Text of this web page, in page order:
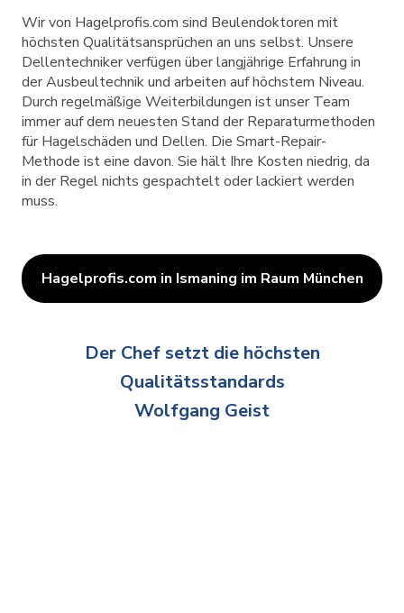
Wir von Hagelprofis.com sind Beulendoktoren mit
höchsten Qualitätsansprüchen an uns selbst. Unsere
Dellentechniker verfügen über langjährige Erfahrung in
der Ausbeultechnik und arbeiten auf höchstem Niveau.
Durch regelmäßige Weiterbildungen ist unser Team
immer auf dem neuesten Stand der Reparaturmethoden
für Hagelschäden und Dellen. Die Smart-Repair-
Methode ist eine davon. Sie hält Ihre Kosten niedrig, da
in der Regel nichts gespachtelt oder lackiert werden
muss.
Hagelprofis.com in Ismaning im Raum München
Der Chef setzt die höchsten
Qualitätsstandards
Wolfgang Geist